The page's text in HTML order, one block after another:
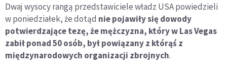
Dwaj wysocy rangą przedstawiciele władz USA powiedzieli
w poniedziałek, że dotąd nie pojawiły się dowody
potwierdzające tezę, że mężczyzna, który w Las Vegas
zabił ponad 50 osób, był powiązany z którąś z
międzynarodowych organizacji zbrojnych.